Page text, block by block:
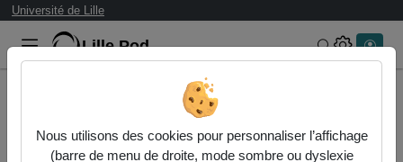
Université de Lille
Lille.Pod Rechercher
Nous utilisons des cookies pour personnaliser l’affichage
(barre de menu de droite, mode sombre ou dyslexie